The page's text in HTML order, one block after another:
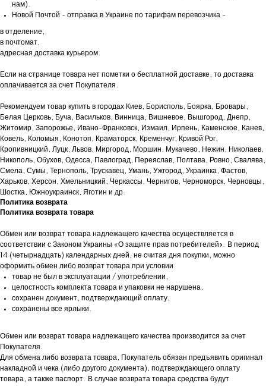
нам).
Новой Почтой - отправка в Украине по тарифам перевозчика -
в отделение,
в почтомат,
адресная доставка курьером.
Если на странице товара нет пометки о бесплатной доставке, то доставка
оплачивается за счет Покупателя.
Рекомендуем товар купить в городах Киев, Борисполь, Боярка, Бровары,
Белая Церковь, Буча, Васильков, Винница, Вишневое, Вышгород, Днепр,
Житомир, Запорожье, Ивано-Франковск, Измаил, Ирпень, Каменское, Канев,
Ковель, Коломыя, Конотоп, Краматорск, Кременчуг, Кривой Рог,
Кропивницкий, Луцк, Львов, Миргород, Моршин, Мукачево, Нежин, Николаев,
Никополь, Обухов, Одесса, Павлоград, Переяслав, Полтава, Ровно, Свалява,
Смела, Сумы, Тернополь, Трускавец, Умань, Ужгород, Украинка, Фастов,
Харьков, Херсон, Хмельницкий, Черкассы, Чернигов, Черноморск, Черновцы,
Шостка, Южноукраинск, Яготин и др.
Политика возврата
Политика возврата товара
Обмен или возврат товара надлежащего качества осуществляется в
соответствии с Законом Украины «О защите прав потребителей». В период
14 (четырнадцать) календарных дней, не считая дня покупки, можно
оформить обмен либо возврат товара при условии:
товар не был в эксплуатации / употреблении,
целостность комплекта товара и упаковки не нарушена,
сохранен документ, подтверждающий оплату,
сохранены все ярлыки.
Обмен или возврат товара надлежащего качества производится за счет
Покупателя.
Для обмена либо возврата товара, Покупатель обязан предъявить оригинал
накладной и чека (либо другого документа), подтверждающего оплату
товара, а также паспорт. В случае возврата товара средства будут